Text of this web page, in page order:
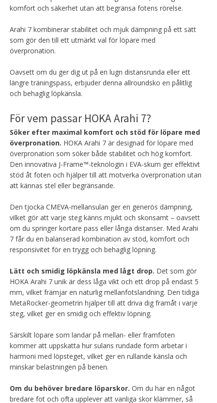
komfort och säkerhet utan att begränsa fotens rörelse.
Arahi 7 kombinerar stabilitet och mjuk dämpning på ett sätt
som gör den till ett utmärkt val för löpare med
överpronation.
Oavsett om du ger dig ut på en lugn distansrunda eller ett
längre träningspass, erbjuder denna allroundsko en pålitlig
och behaglig löpkänsla.
För vem passar HOKA Arahi 7?
Söker efter maximal komfort och stöd för löpare med
överpronation. HOKA Arahi 7 är designad för löpare med
överpronation som söker både stabilitet och hög komfort.
Den innovativa J-Frame™-teknologin i EVA-skum ger effektivt
stöd åt foten och hjälper till att motverka överpronation utan
att kännas stel eller begränsande.
Den tjocka CMEVA-mellansulan ger en generös dämpning,
vilket gör att varje steg känns mjukt och skonsamt – oavsett
om du springer kortare pass eller långa distanser. Med Arahi
7 får du en balanserad kombination av stöd, komfort och
responsivitet för en trygg och behaglig löpning.
Lätt och smidig löpkänsla med lågt drop. Det som gör
HOKA Arahi 7 unik är dess låga vikt och ett drop på endast 5
mm, vilket främjar en naturlig mellanfotslandning. Den tidiga
MetaRocker-geometrin hjälper till att driva dig framåt i varje
steg, vilket ger en smidig och effektiv löpning.
Särskilt löpare som landar på mellan- eller framfoten
kommer att uppskatta hur sulans rundade form arbetar i
harmoni med löpsteget, vilket ger en rullande känsla och
minskar belastningen på benen.
Om du behöver bredare löparskor. Om du har en något
bredare fot och ofta upplever att vanliga skor klämmer, så